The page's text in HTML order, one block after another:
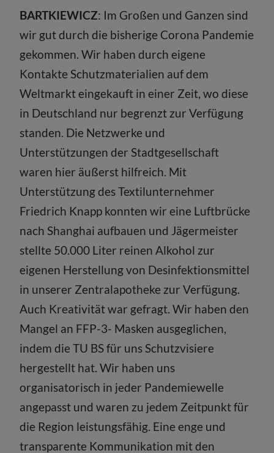
BARTKIEWICZ: Im Großen und Ganzen sind
wir gut durch die bisherige Corona Pandemie
gekommen. Wir haben durch eigene
Kontakte Schutzmaterialien auf dem
Weltmarkt eingekauft in einer Zeit, wo diese
in Deutschland nur begrenzt zur Verfügung
standen. Die Netzwerke und
Unterstützungen der Stadtgesellschaft
waren hier äußerst hilfreich. Mit
Unterstützung des Textilunternehmer
Friedrich Knapp konnten wir eine Luftbrücke
nach Shanghai aufbauen und Jägermeister
stellte 50.000 Liter reinen Alkohol zur
eigenen Herstellung von Desinfektionsmittel
in unserer Zentralapotheke zur Verfügung.
Auch Kreativität war gefragt. Wir haben den
Mangel an FFP-3- Masken ausgeglichen,
indem die TU BS für uns Schutzvisiere
hergestellt hat. Wir haben uns
organisatorisch in jeder Pandemiewelle
angepasst und waren zu jedem Zeitpunkt für
die Region leistungsfähig. Eine enge und
transparente Kommunikation mit den